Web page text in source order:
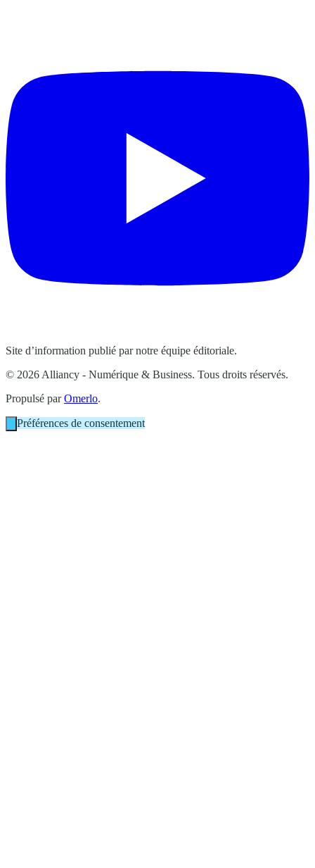
Site d’information publié par notre équipe éditoriale.
© 2026 Alliancy - Numérique & Business. Tous droits réservés.
Propulsé parOmerlo.
Préférences de consentement